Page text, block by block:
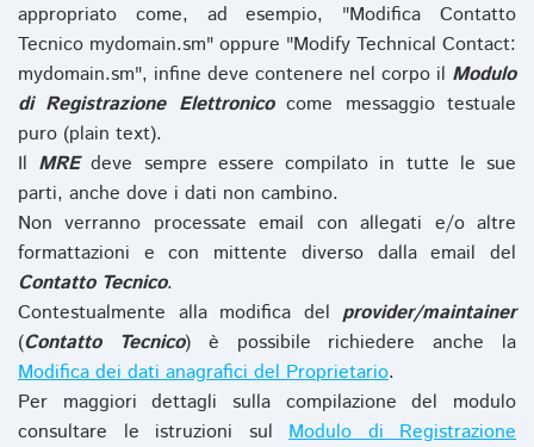
appropriato come, ad esempio, "Modifica Contatto
Tecnico mydomain.sm" oppure "Modify Technical Contact:
mydomain.sm", infine deve contenere nel corpo il Modulo
di Registrazione Elettronicocome messaggio testuale
puro (plain text).
Il MREdeve sempre essere compilato in tutte le sue
parti, anche dove i dati non cambino.
Non verranno processate email con allegati e/o altre
formattazioni e con mittente diverso dalla email del
Contatto Tecnico.
Contestualmente alla modifica del provider/maintainer
(Contatto Tecnico) è possibile richiedere anche la
Modifica dei dati anagrafici del Proprietario.
Per maggiori dettagli sulla compilazione del modulo
consultare le istruzioni sul Modulo di Registrazione